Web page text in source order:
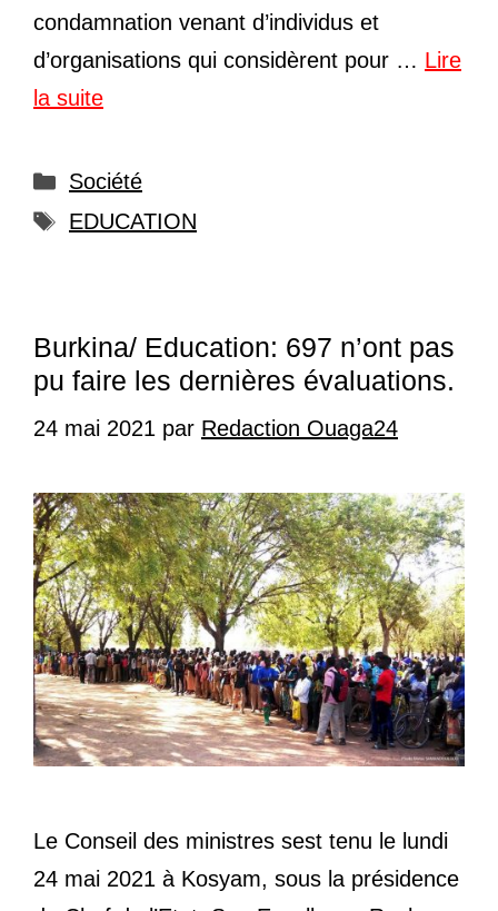
condamnation venant d’individus et
d’organisations qui considèrent pour … Lire
la suite
Catégories
Société
Étiquettes
EDUCATION
Burkina/ Education: 697 n’ont pas
pu faire les dernières évaluations.
24 mai 2021 par Redaction Ouaga24
Le Conseil des ministres sest tenu le lundi
24 mai 2021 à Kosyam, sous la présidence